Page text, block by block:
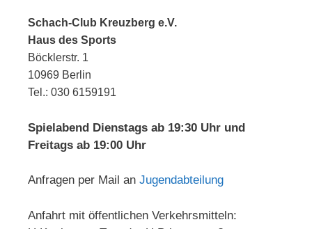
Schach-Club Kreuzberg e.V.
Haus des Sports
Böcklerstr. 1
10969 Berlin
Tel.: 030 6159191
Spielabend Dienstags ab 19:30 Uhr und
Freitags ab 19:00 Uhr
Anfragen per Mail an Jugendabteilung
Anfahrt mit öffentlichen Verkehrsmitteln: